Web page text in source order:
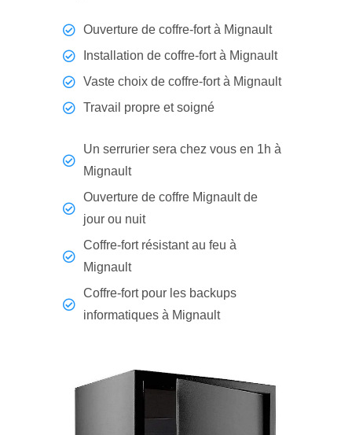
Ouverture de coffre-fort à Mignault
Installation de coffre-fort à Mignault
Vaste choix de coffre-fort à Mignault
Travail propre et soigné
Un serrurier sera chez vous en 1h à
Mignault
Ouverture de coffre Mignault de
jour ou nuit
Coffre-fort résistant au feu à
Mignault
Coffre-fort pour les backups
informatiques à Mignault